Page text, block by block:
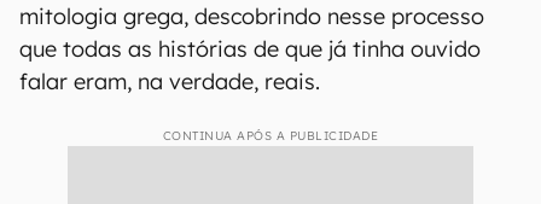
mitologia grega, descobrindo nesse processo
que todas as histórias de que já tinha ouvido
falar eram, na verdade, reais.
CONTINUA APÓS A PUBLICIDADE